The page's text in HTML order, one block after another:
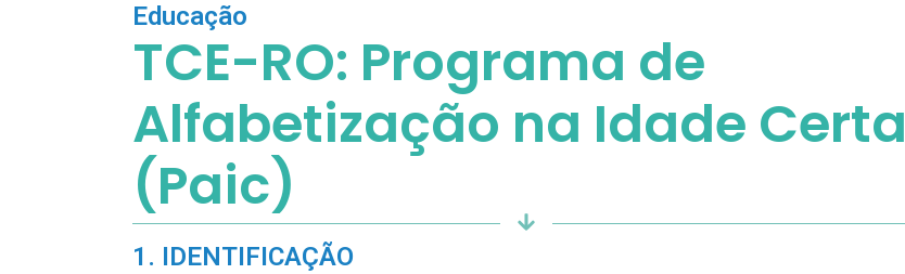
Educação
TCE-RO: Programa de
Alfabetização na Idade Certa
(Paic)
1. IDENTIFICAÇÃO